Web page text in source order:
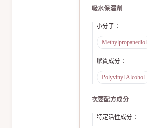
吸水保濕劑
小分子 ：
Methylpropanediol
膠質成分 ：
Polyvinyl Alcohol
次要配方成分
特定活性成分 ：